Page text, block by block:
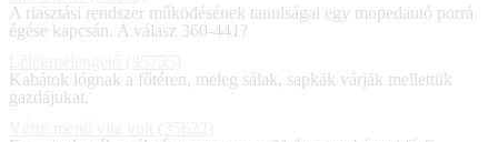
A riasztási rendszer működésének tanulságai egy mopedautó porrá
égése kapcsán. A válasz 360-441?
Kabátok lógnak a főtéren, meleg sálak, sapkák várják mellettük
gazdájukat.